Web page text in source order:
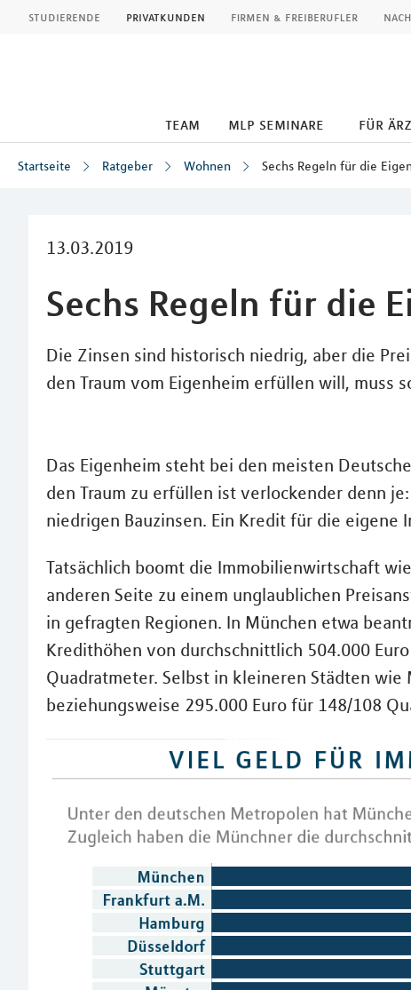
studierende privatkunden firmen & freiberufler
team mlp seminare für
Startseite Ratgeber Wohnen Sechs Regeln für die
13.03.2019
Sechs Regeln für die
Die Zinsen sind historisch niedrig, aber die
den Traum vom Eigenheim erfüllen will, muss
Das Eigenheim steht bei den meisten
den Traum zu erfüllen ist verlockender denn
niedrigen Bauzinsen. Ein Kredit für die eigene
Tatsächlich boomt die Immobilienwirtschaft
anderen Seite zu einem unglaublichen
in gefragten Regionen. In München etwa
Kredithöhen von durchschnittlich 504.000
Quadratmeter. Selbst in kleineren Städten
beziehungsweise 295.000 Euro für 148/108